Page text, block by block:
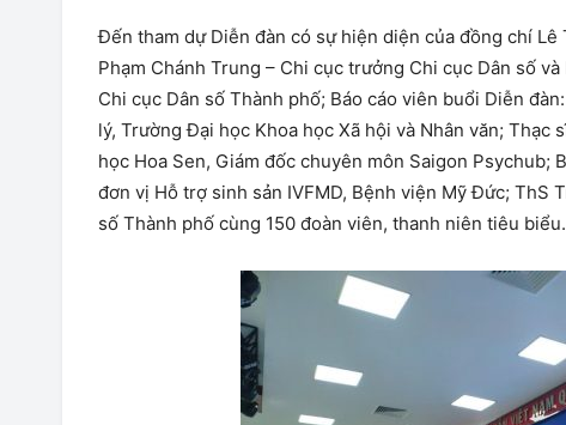
Đến tham dự Diễn đàn có sự hiện diện của đồng chí
Phạm Chánh Trung – Chi cục trưởng Chi cục Dân số
Chi cục Dân số Thành phố; Báo cáo viên buổi Diễn
lý, Trường Đại học Khoa học Xã hội và Nhân văn;
học Hoa Sen, Giám đốc chuyên môn Saigon Psychub;
đơn vị Hỗ trợ sinh sản IVFMD, Bệnh viện Mỹ Đức; ThS
số Thành phố cùng 150 đoàn viên, thanh niên tiêu biểu.